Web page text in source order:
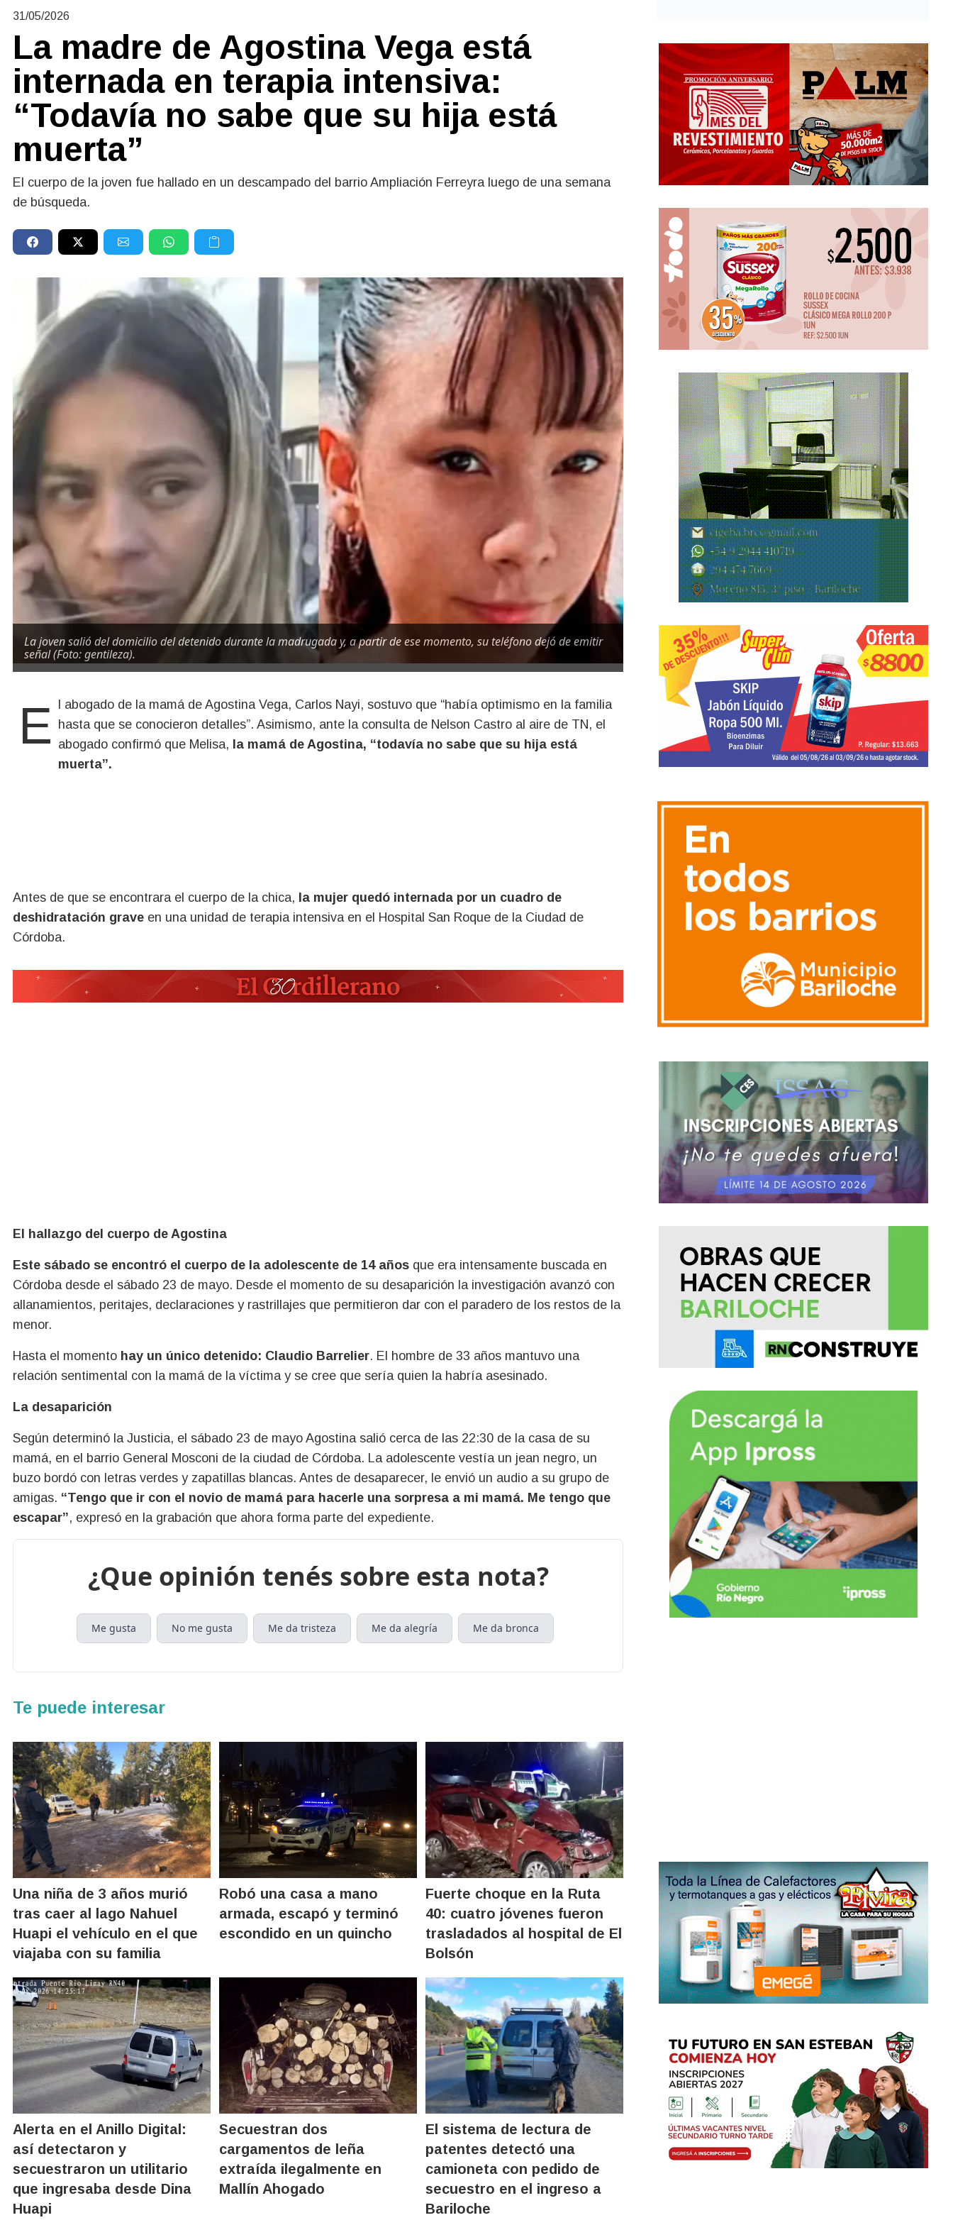
31/05/2026
La madre de Agostina Vega está
internada en terapia intensiva:
“Todavía no sabe que su hija está
muerta”
El cuerpo de la joven fue hallado en un descampado del barrio Ampliación Ferreyra luego de una semana
de búsqueda.
La joven salió del domicilio del detenido durante la madrugada y, a partir de ese momento, su teléfono dejó de emitir
señal (Foto: gentileza).
El abogado de la mamá de Agostina Vega, Carlos Nayi, sostuvo que “había optimismo en la familia hasta que se conocieron detalles”. Asimismo, ante la consulta de Nelson Castro al aire de TN, el
abogado confirmó que Melisa, la mamá de Agostina, “todavía no sabe que su hija está
muerta”.
Antes de que se encontrara el cuerpo de la chica, la mujer quedó internada por un cuadro de
deshidratación grave en una unidad de terapia intensiva en el Hospital San Roque de la Ciudad de
Córdoba.
El hallazgo del cuerpo de Agostina
Este sábado se encontró el cuerpo de la adolescente de 14 años que era intensamente buscada en
Córdoba desde el sábado 23 de mayo. Desde el momento de su desaparición la investigación avanzó con
allanamientos, peritajes, declaraciones y rastrillajes que permitieron dar con el paradero de los restos de la
menor.
Hasta el momento hay un único detenido: Claudio Barrelier. El hombre de 33 años mantuvo una
relación sentimental con la mamá de la víctima y se cree que sería quien la habría asesinado.
La desaparición
Según determinó la Justicia, el sábado 23 de mayo Agostina salió cerca de las 22:30 de la casa de su
mamá, en el barrio General Mosconi de la ciudad de Córdoba. La adolescente vestía un jean negro, un
buzo bordó con letras verdes y zapatillas blancas. Antes de desaparecer, le envió un audio a su grupo de
amigas. “Tengo que ir con el novio de mamá para hacerle una sorpresa a mi mamá. Me tengo que
escapar”, expresó en la grabación que ahora forma parte del expediente.
¿Que opinión tenés sobre esta nota?
Me gusta No me gusta Me da tristeza Me da alegría Me da bronca
Te puede interesar
Una niña de 3 años murió
tras caer al lago Nahuel
Huapi el vehículo en el que
viajaba con su familia
Robó una casa a mano
armada, escapó y terminó
escondido en un quincho
Fuerte choque en la Ruta
40: cuatro jóvenes fueron
trasladados al hospital de El
Bolsón
Alerta en el Anillo Digital:
así detectaron y
secuestraron un utilitario
que ingresaba desde Dina
Huapi
Secuestran dos
cargamentos de leña
extraída ilegalmente en
Mallín Ahogado
El sistema de lectura de
patentes detectó una
camioneta con pedido de
secuestro en el ingreso a
Bariloche